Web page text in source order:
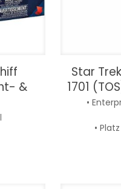
&
Star
1701
•
•